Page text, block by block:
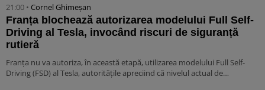
21:00 • Cornel Ghimeșan
Franța blochează autorizarea modelului Full Self-
Driving al Tesla, invocând riscuri de siguranță
rutieră
Franța nu va autoriza, în această etapă, utilizarea modelului Full Self-
Driving (FSD) al Tesla, autoritățile apreciind că nivelul actual de…